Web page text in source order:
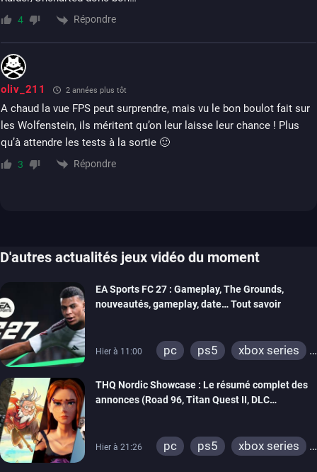
4 Répondre
oliv_211 2 années plus tôt
A chaud la vue FPS peut surprendre, mais vu le bon boulot fait sur
les Wolfenstein, ils méritent qu’on leur laisse leur chance ! Plus
qu’à attendre les tests à la sortie 🙂
3 Répondre
D'autres actualités jeux vidéo du moment
EA Sports FC 27 : Gameplay, The Grounds,
nouveautés, gameplay, date… Tout savoir
Hier à 11:00 pc ps5
xbox series
THQ Nordic Showcase : Le résumé complet des
annonces (Road 96, Titan Quest II, DLC
Hier à 21:26 pc ps5
xbox series